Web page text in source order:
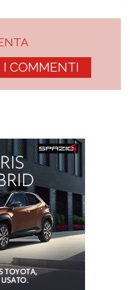
I COMMENTI